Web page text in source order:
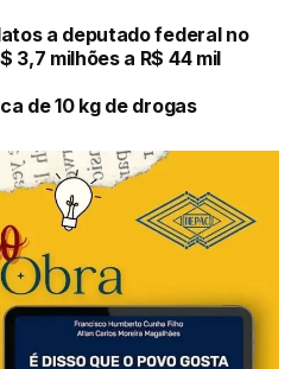
a deputado federal no
3,7 milhões a R$ 44 mil
de 10 kg de drogas